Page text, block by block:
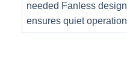
needed Fanless design
ensures quiet operation